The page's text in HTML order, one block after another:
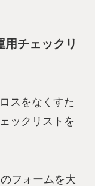
用チェックリ
スをなくすた
ックリストを
フォームを大